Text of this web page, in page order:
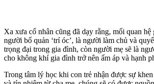
Xa xưa cổ nhân cũng đã dạy rằng, mối quan
người bố quản ‘trí óc’, là người làm chủ và
trọng đại trong gia đình, còn người mẹ sẽ là
cho không khí gia đình trở nên ấm áp và hạnh
Trong tâm lý học khi con trẻ nhận được sự